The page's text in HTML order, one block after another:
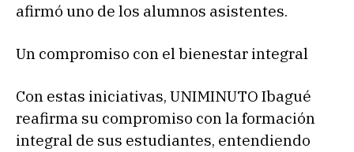
afirmó uno de los alumnos asistentes.
Un compromiso con el bienestar integral
Con estas iniciativas, UNIMINUTO Ibagué
reafirma su compromiso con la formación
integral de sus estudiantes, entendiendo